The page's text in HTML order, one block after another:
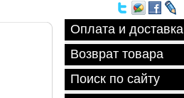
Оплата и доставка
Возврат товара
Поиск по сайту